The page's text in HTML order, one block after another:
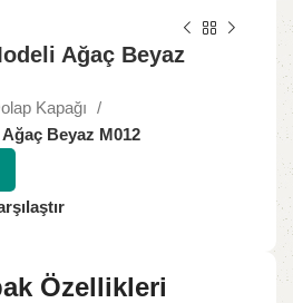
Ağaç Beyaz
Kapağı
Beyaz M012
Özellikleri